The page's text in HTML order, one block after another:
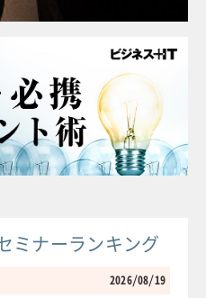
ミナーランキング
2026/08/19